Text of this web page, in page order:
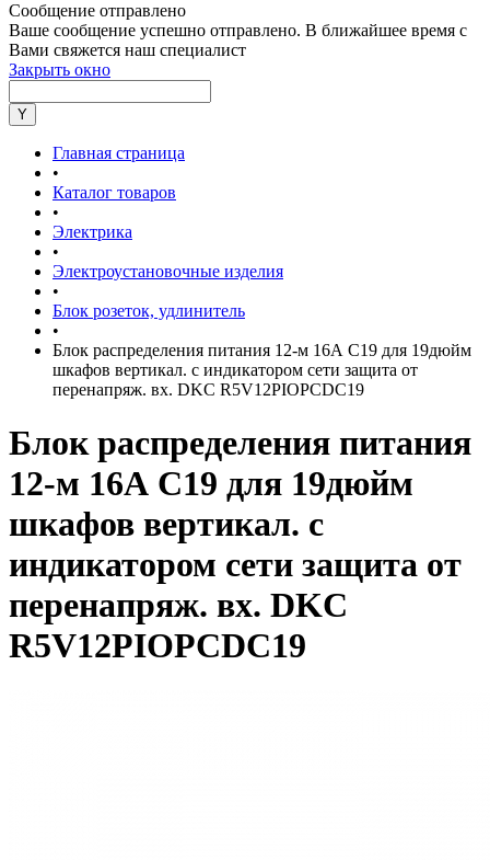
Сообщение отправлено
Ваше сообщение успешно отправлено. В ближайшее время с
Вами свяжется наш специалист
Закрыть окно
Главная страница
•
Каталог товаров
•
Электрика
•
Электроустановочные изделия
•
Блок розеток, удлинитель
•
Блок распределения питания 12-м 16А C19 для 19дюйм
шкафов вертикал. с индикатором сети защита от
перенапряж. вх. DKC R5V12PIOPCDC19
Блок распределения питания
12-м 16А C19 для 19дюйм
шкафов вертикал. с
индикатором сети защита от
перенапряж. вх. DKC
R5V12PIOPCDC19